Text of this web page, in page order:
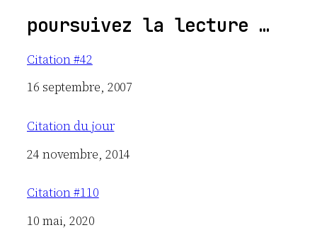
poursuivez la lecture …
Citation #42
Date
16 septembre, 2007
Citation du jour
Date
24 novembre, 2014
Citation #110
Date
10 mai, 2020